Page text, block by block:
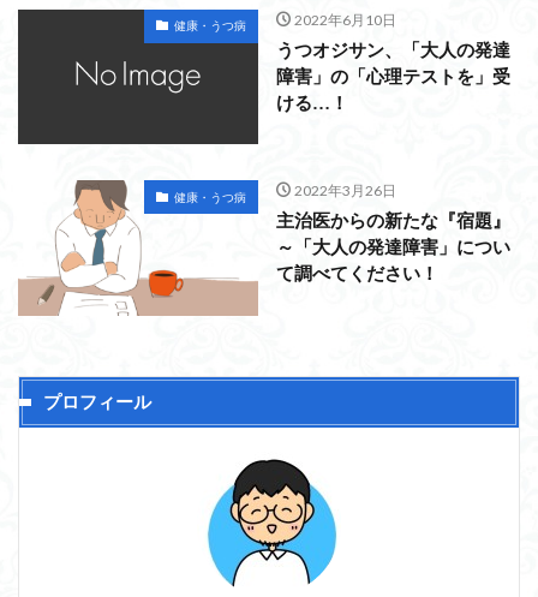
健康・うつ病 2022年6月10日
うつオジサン、「大人の発達
障害」の「心理テストを」受
ける…！
健康・うつ病 2022年3月26日
主治医からの新たな『宿題』
～「大人の発達障害」につい
て調べてください！
プロフィール